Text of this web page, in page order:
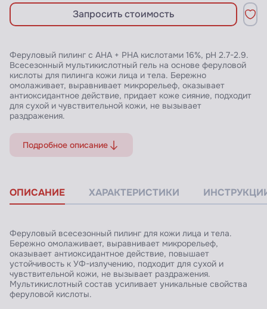
Запросить стоимость
Феруловый пилинг с AHA + PHA кислотами 16%, pH 2.7-2.9.
Всесезонный мультикислотный гель на основе феруловой
кислоты для пилинга кожи лица и тела. Бережно
омолаживает, выравнивает микрорельеф, оказывает
антиоксидантное действие, придает коже сияние, подходит
для сухой и чувствительной кожи, не вызывает
раздражения.
Подробное описание
ОПИСАНИЕ ХАРАКТЕРИСТИКИ
Феруловый всесезонный пилинг для кожи лица и тела.
Бережно омолаживает, выравнивает микрорельеф,
оказывает антиоксидантное действие, повышает
устойчивость к УФ-излучению, подходит для сухой и
чувствительной кожи, не вызывает раздражения.
Мультикислотный состав усиливает уникальные свойства
феруловой кислоты.